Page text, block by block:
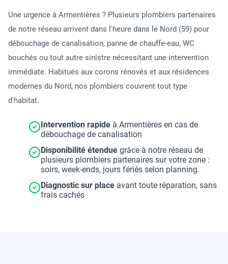
Une urgence à Armentières ? Plusieurs plombiers partenaires
de notre réseau arrivent dans l'heure dans le Nord (59) pour
débouchage de canalisation, panne de chauffe-eau, WC
bouchés ou tout autre sinistre nécessitant une intervention
immédiate. Habitués aux corons rénovés et aux résidences
modernes du Nord, nos plombiers couvrent tout type
d'habitat.
Intervention rapide à Armentières en cas de
débouchage de canalisation
Disponibilité étendue grâce à notre réseau de
plusieurs plombiers partenaires sur votre zone :
soirs, week-ends, jours fériés selon planning.
Diagnostic sur place avant toute réparation, sans
frais cachés